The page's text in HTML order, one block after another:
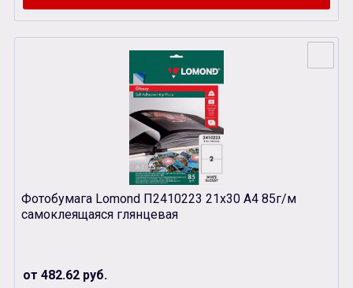
Фотобумага Lomond П2410223 21х30 А4 85г/м
самоклеящаяся глянцевая
от 482.62 руб.